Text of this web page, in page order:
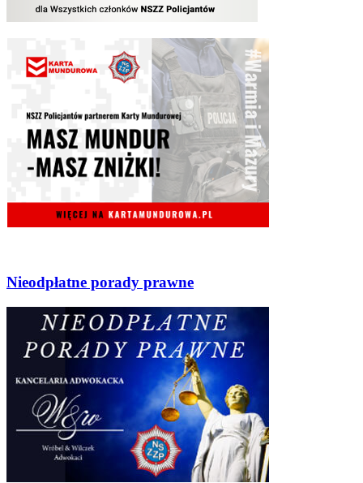
Nieodpłatne porady prawne